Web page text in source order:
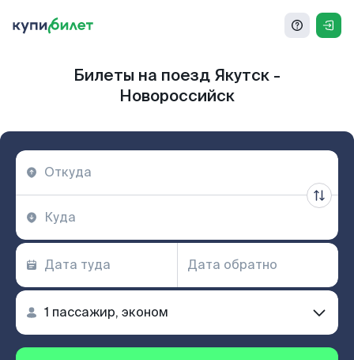
Билеты на поезд Якутск -
Новороссийск